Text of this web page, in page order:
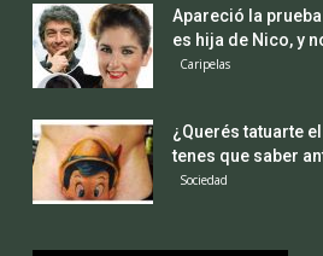
Apareció la
es hija de Nico, y
Caripelas
¿Querés tatuarte
tenes que saber
Sociedad